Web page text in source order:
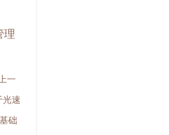
理
一
光速
础